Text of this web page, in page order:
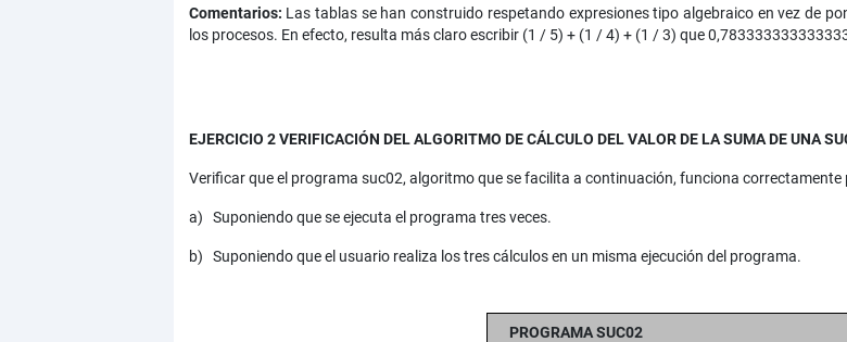
Comentarios: Las tablas se han construido respetando expresiones tipo algebraico en vez de
los procesos. En efecto, resulta más claro escribir (1 / 5) + (1 / 4) + (1 / 3) que
EJERCICIO 2 VERIFICACIÓN DEL ALGORITMO DE CÁLCULO DEL VALOR DE LA SUMA DE UNA
Verificar que el programa suc02, algoritmo que se facilita a continuación, funciona correctamente
a) Suponiendo que se ejecuta el programa tres veces.
b) Suponiendo que el usuario realiza los tres cálculos en un misma ejecución del programa.
PROGRAMA SUC02